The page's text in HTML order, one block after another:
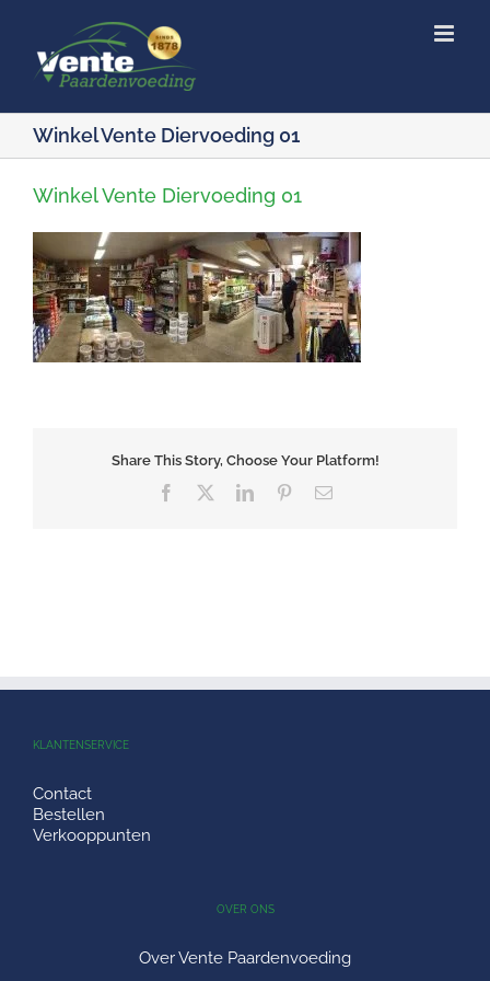
inhoud
Winkel Vente Diervoeding 01
Winkel Vente Diervoeding 01
Share This Story, Choose Your Platform!
Facebook LinkedInPinterest
E-
KLANTENSERVICE
Contact
Bestellen
Verkooppunten
OVER ONS
Over Vente Paardenvoeding